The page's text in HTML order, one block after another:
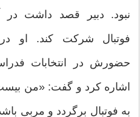
نبود. دبیر قصد داشت در
فوتبال شرکت کند. او در
حضورش در انتخابات
اشاره کرد و گفت: «من
به فوتبال برگردد و مربی